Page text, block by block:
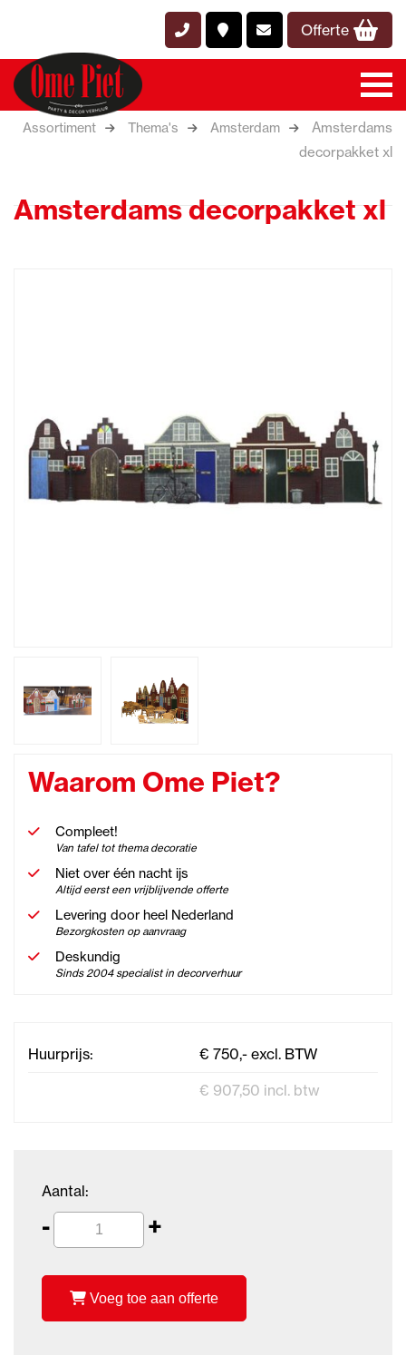
Offerte
Assortiment Thema's Amsterdam
Amsterdams
decorpakket xl
Amsterdams decorpakket xl
Waarom Ome Piet?
Compleet!
Van tafel tot thema decoratie
Niet over één nacht ijs
Altijd eerst een vrijblijvende offerte
Levering door heel Nederland
Bezorgkosten op aanvraag
Deskundig
Sinds 2004 specialist in decorverhuur
Huurprijs:
€ 750,- excl. BTW
€ 907,50 incl. btw
Aantal:
- +
Voeg toe aan offerte